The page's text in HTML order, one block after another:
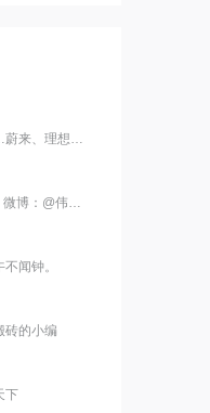
新能源老白鼠……蔚来、理想、岚图
关注伟健不迷路✊ 微博：@伟健同学
闻钟。
砖的小编
下